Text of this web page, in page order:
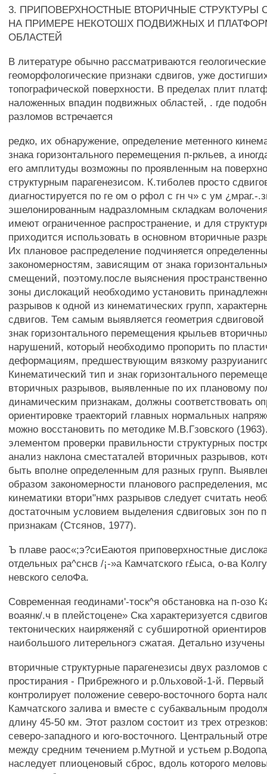
3. ПРИПОВЕРХНОСТНЫЕ ВТОРИЧНЫЕ СТРУКТУРЫ
НА ПРИМЕРЕ НЕКОТОШХ ПОДВИЖНЫХ И
ОБЛАСТЕЙ
В литературе обычно рассматриваются
геоморфологические признаки сдвигов, уже
топографической поверхности. В пределах плит
наложенных впадин подвижных областей, . где
разломов встречается
редко, их обнаружение, определение метенного
знака горизонтального перемещения п-ркльев, а
его амплитуды возможны по проявленным на
структурным парагенезисом. К.тиболев просто
диагностируется по ге ом о рфол с гн ч» с ум ¿мраг.-
эшелонированным надразломным складкам
имеют ограниченное распространение, и для
приходится использовать в основном вторичные
Их плановое распределение подчиняется
закономерностям, зависящим от знака
смещений, поэтому.после выяснения
зоны дислокаций необходимо установить
разрывов к одной из кинематических групп,
сдвигов. Тем самым выявляется геометрия
знак горизонтального перемещения крыльев
нарушений, который необходимо пропорить по
деформациям, предшествующим вязкому
Кинематический тип и знак горизонтального
вторичных разрывов, выявленные по их плановому
динамическим признакам, должны соответствовать
ориентировке траекторий главных нормальных
можно восстановить по методике М.В.Гзовского
элементом проверки правильности структурных
анализ наклона сместаталей вторичных разрывов,
быть вполне определенным для разных групп.
образом закономерности планового распределения,
кинематики втори"нмх разрывов следует считать
достаточным условием выделения сдвиговых зон по
признакам (Стсянов, 1977).
Ъ плаве раос«;э?сиЕаютоя приповерхностные
отдельных ра^снсв /¡-»а Камчатского г£ыса, о-ва
невского селоФа.
Современная геодинами'-тоск^я обстановка на п-озо
воаянк/.ч в плейстоцене» Ска характеризуется
тектонических наиряженяй с субширотной
наибольшого литерельногэ сжатая. Детально изучены
вторичные структурные парагенезисы двух разломов
простирания - Прибрежного и р.0льховой-1-й. Первый
контролирует положение северо-восточного борта
Камчатского залива и вместе с субаквальным
длину 45-50 км. Этот разлом состоит из трех
северо-западного и юго-восточного. Центральный
между средним течением р.Мутной и устьем
наследует плиоценовый сброс, вдоль которого